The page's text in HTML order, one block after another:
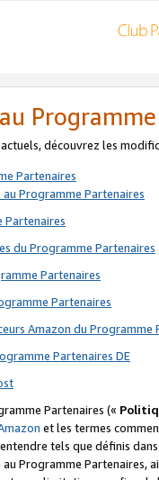
découvrez les
Partenaires
Programme Partenaires
Partenaires
du Programme Partenaires
Partenaires
Partenaires
Amazon du Programme
Partenaires DE
Partenaires («
et les termes
tels que définis
Programme Partenaires,